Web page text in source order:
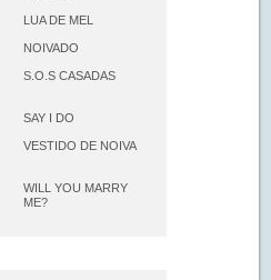
LUA DE MEL
NOIVADO
S.O.S CASADAS
SAY I DO
VESTIDO DE NOIVA
WILL YOU MARRY
ME?